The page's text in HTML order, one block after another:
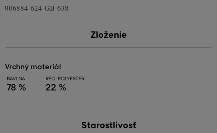
906884-624-GB-638
Zloženie
vrchný materiál
BAVLNA
78 %
REC. POLYESTER
22 %
Starostlivosť